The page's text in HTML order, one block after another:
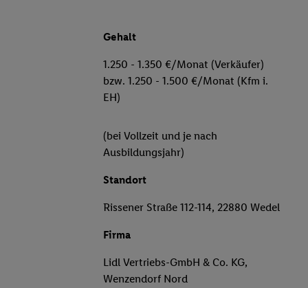
Gehalt
1.250 - 1.350 €/Monat (Verkäufer)
bzw. 1.250 - 1.500 €/Monat (Kfm i.
EH)
(bei Vollzeit und je nach
Ausbildungsjahr)
Standort
Rissener Straße 112-114, 22880 Wedel
Firma
Lidl Vertriebs-GmbH & Co. KG,
Wenzendorf Nord